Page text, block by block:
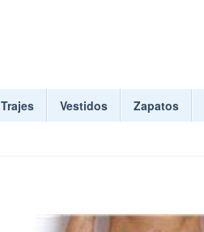
Trajes Vestidos Zapatos